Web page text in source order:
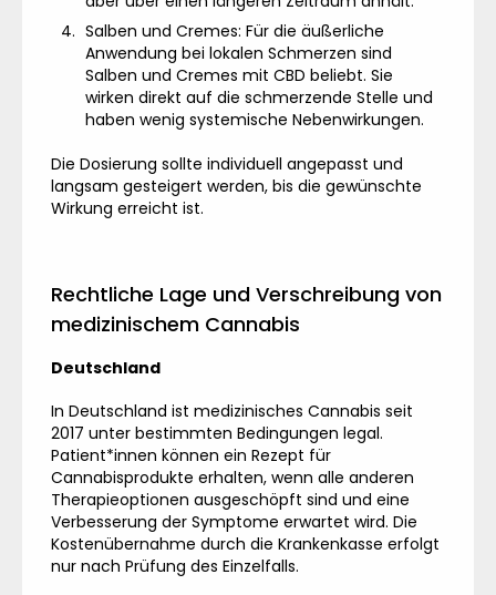
Salben und Cremes: Für die äußerliche
Anwendung bei lokalen Schmerzen sind
Salben und Cremes mit CBD beliebt. Sie
wirken direkt auf die schmerzende Stelle und
haben wenig systemische Nebenwirkungen.
Die Dosierung sollte individuell angepasst und
langsam gesteigert werden, bis die gewünschte
Wirkung erreicht ist.
Rechtliche Lage und Verschreibung von
medizinischem Cannabis
Deutschland
In Deutschland ist medizinisches Cannabis seit
2017 unter bestimmten Bedingungen legal.
Patient*innen können ein Rezept für
Cannabisprodukte erhalten, wenn alle anderen
Therapieoptionen ausgeschöpft sind und eine
Verbesserung der Symptome erwartet wird. Die
Kostenübernahme durch die Krankenkasse erfolgt
nur nach Prüfung des Einzelfalls.